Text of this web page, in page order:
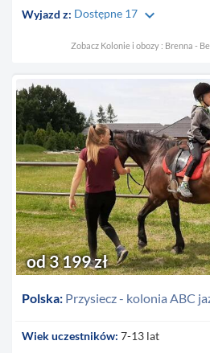
Wyjazd z: Dostępne 17 keyboard_arrow_down
Zobacz Kolonie i obozy : Brenna -
Polska: Przysiecz - kolonia ABC
od 3 199 zł
Wiek uczestników: 7-13 lat